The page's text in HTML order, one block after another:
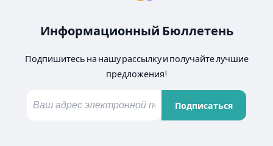
Информационный Бюллетень
Подпишитесь на нашу рассылку и получайте лучшие
предложения!
Подписаться